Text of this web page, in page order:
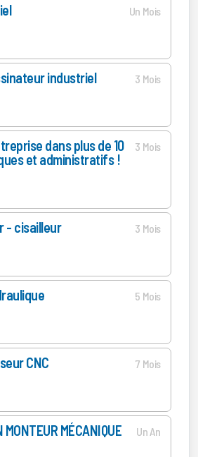
Un Mois
industriel 3 Mois
dans plus de 10
et administratifs !
3 Mois
- cisailleur 3 Mois
5 Mois
CNC 7 Mois
MÉCANIQUE
Un An